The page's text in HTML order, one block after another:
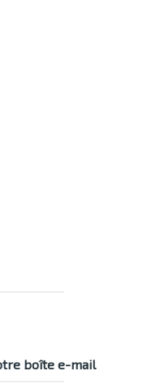
boîte e-mail